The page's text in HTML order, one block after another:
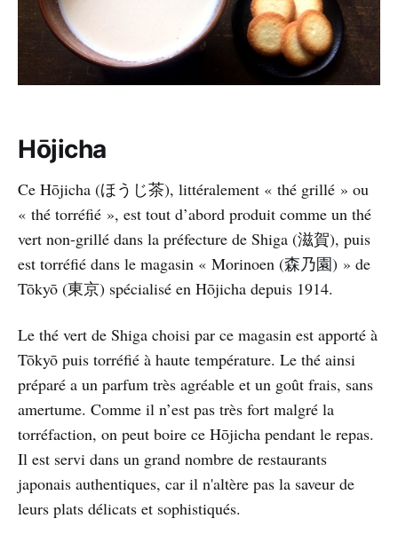
Hōjicha
Ce Hōjicha (ほうじ茶), littéralement « thé grillé » ou
« thé torréfié », est tout d’abord produit comme un thé
vert non-grillé dans la préfecture de Shiga (滋賀), puis
est torréfié dans le magasin « Morinoen (森乃園) » de
Tōkyō (東京) spécialisé en Hōjicha depuis 1914.
Le thé vert de Shiga choisi par ce magasin est apporté à
Tōkyō puis torréfié à haute température. Le thé ainsi
préparé a un parfum très agréable et un goût frais, sans
amertume. Comme il n’est pas très fort malgré la
torréfaction, on peut boire ce Hōjicha pendant le repas.
Il est servi dans un grand nombre de restaurants
japonais authentiques, car il n'altère pas la saveur de
leurs plats délicats et sophistiqués.